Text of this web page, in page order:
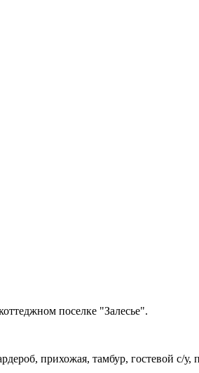
поселке "Залесье".
прихожая, тамбур, гостевой с/